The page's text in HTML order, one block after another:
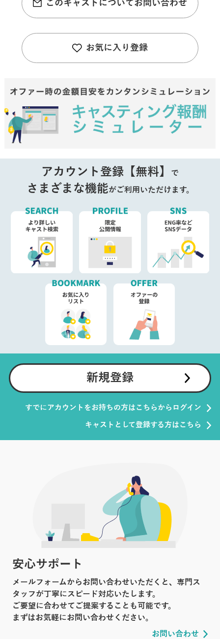
このキャストについてお問い合わせ
お気に入り登録
アカウント登録【無料】 で
さまざまな機能がご利用いただけます。
新規登録
すでにアカウントをお持ちの方はこちらからログイン
キャストとして登録する方はこちら
安心サポート
メールフォームからお問い合わせいただくと、専門ス
タッフが丁寧にスピード対応いたします。
ご要望に合わせてご提案することも可能です。
まずはお気軽にお問い合わせください。
お問い合わせ